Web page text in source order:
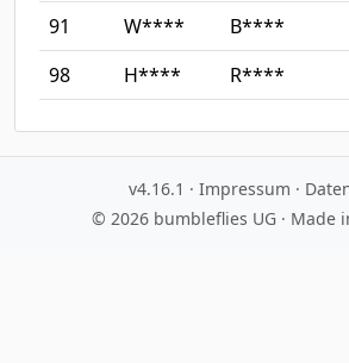
91
W**** B****
98
H**** R****
v4.16.1 · Impressum ·
© 2026 bumbleflies UG · Made